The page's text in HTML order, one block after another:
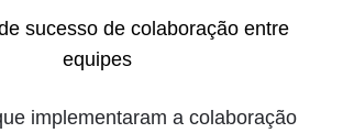
sucesso de colaboração entre
equipes
implementaram a colaboração